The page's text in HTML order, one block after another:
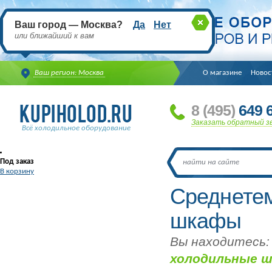
Ваш регион: Москва
Ваш город — Москва? Да Нет
или ближайший к вам
О магазине
Всё холодильное оборудование
8 (495) 649
Заказать обратный
шкафы
Вы находитесь:
холодильные
Под заказ
В корзину